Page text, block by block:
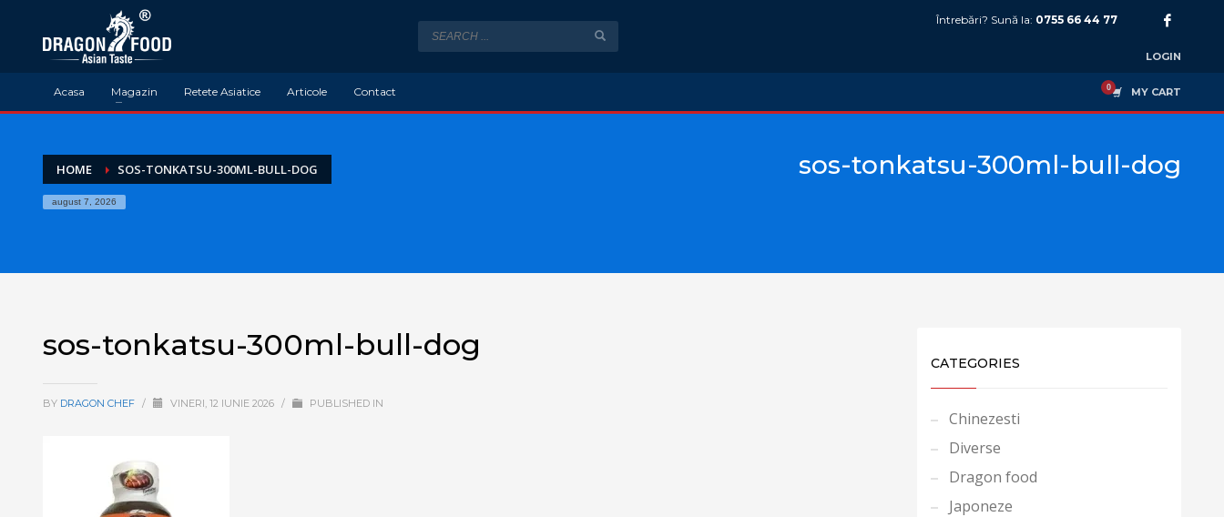
Întrebări? Sună la: 0755 66 44 77
LOGIN
Acasa Magazin Retete Asiatice Articole Contact MY CART
HOME SOS-TONKATSU-300ML-BULL-DOG
august 7, 2026
sos-tonkatsu-300ml-bull-dog
sos-tonkatsu-300ml-bull-dog
BY DRAGON CHEF / VINERI, 12 IUNIE 2026 / PUBLISHED IN
CATEGORIES
Chinezesti
Diverse
Dragon food
Japoneze